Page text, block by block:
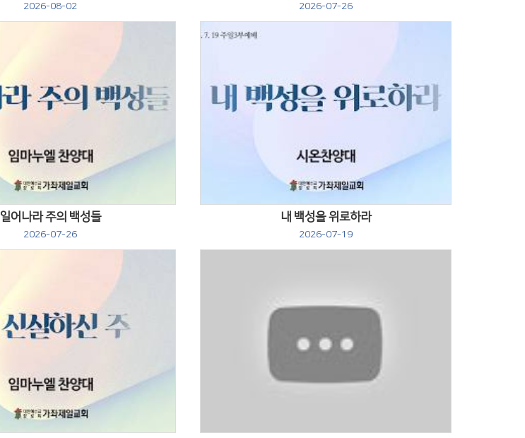
2026-08-02 2026-07-26
일어나라 주의 백성들
2026-07-26
내 백성을 위로하라
2026-07-19